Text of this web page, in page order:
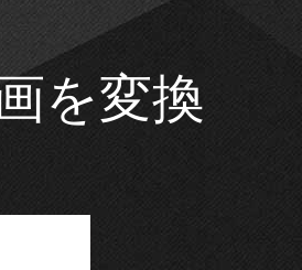
• 動画・音楽変換3！プロ for Mac
を変換